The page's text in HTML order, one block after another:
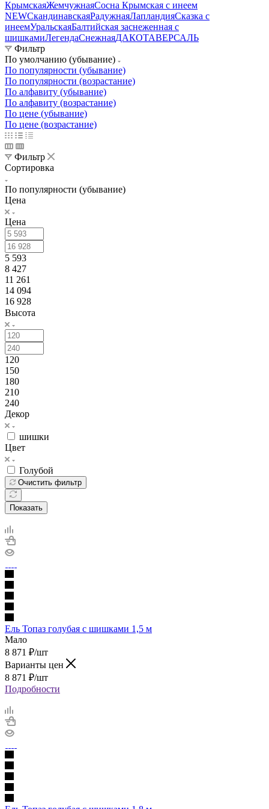
КрымскаяЖемчужнаяСосна Крымская с инеем
NEWСкандинавскаяРадужнаяЛапландияСказка с
инеемУральскаяБалтийская заснеженная с
шишкамиЛегендаСнежнаяДАКОТАВЕРСАЛЬ
Фильтр
По умолчанию (убывание)
По популярности (убывание)
По популярности (возрастание)
По алфавиту (убывание)
По алфавиту (возрастание)
По цене (убывание)
По цене (возрастание)
Фильтр
Сортировка
По популярности (убывание)
Цена
Цена
5 593
8 427
11 261
14 094
16 928
Высота
120
150
180
210
240
Декор
шишки
Цвет
Голубой
Очистить фильтр
Показать
Ель Топаз голубая с шишками 1,5 м
Мало
8 871 ₽/шт
Варианты цен
8 871 ₽/шт
Подробности